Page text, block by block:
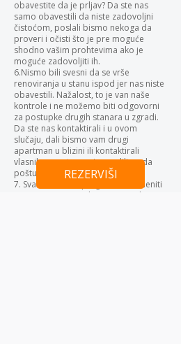
REZERVIŠI
obavestite da je prljav? Da ste nas
samo obavestili da niste zadovoljni
čistoćom, poslali bismo nekoga da
proveri i očisti što je pre moguće
shodno vašim prohtevima ako je
moguće zadovoljiti ih.
6.Nismo bili svesni da se vrše
renoviranja u stanu ispod jer nas niste
obavestili. Nažalost, to je van naše
kontrole i ne možemo biti odgovorni
za postupke drugih stanara u zgradi.
Da ste nas kontaktirali i u ovom
slučaju, dali bismo vam drugi
apartman u blizini ili kontaktirali
vlasnika apartmana i zamolili ga da
poštuje kućni red.
7. Svakako ćemo pregledati i zameniti
sve neispravne sijalice po potrebi.